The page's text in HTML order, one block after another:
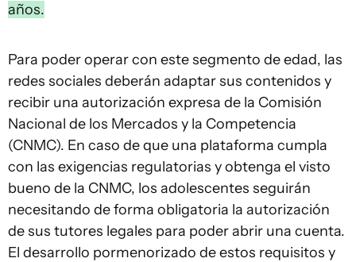
años.
Para poder operar con este segmento de edad, las
redes sociales deberán adaptar sus contenidos y
recibir una autorización expresa de la Comisión
Nacional de los Mercados y la Competencia
(CNMC). En caso de que una plataforma cumpla
con las exigencias regulatorias y obtenga el visto
bueno de la CNMC, los adolescentes seguirán
necesitando de forma obligatoria la autorización
de sus tutores legales para poder abrir una cuenta.
El desarrollo pormenorizado de estos requisitos y